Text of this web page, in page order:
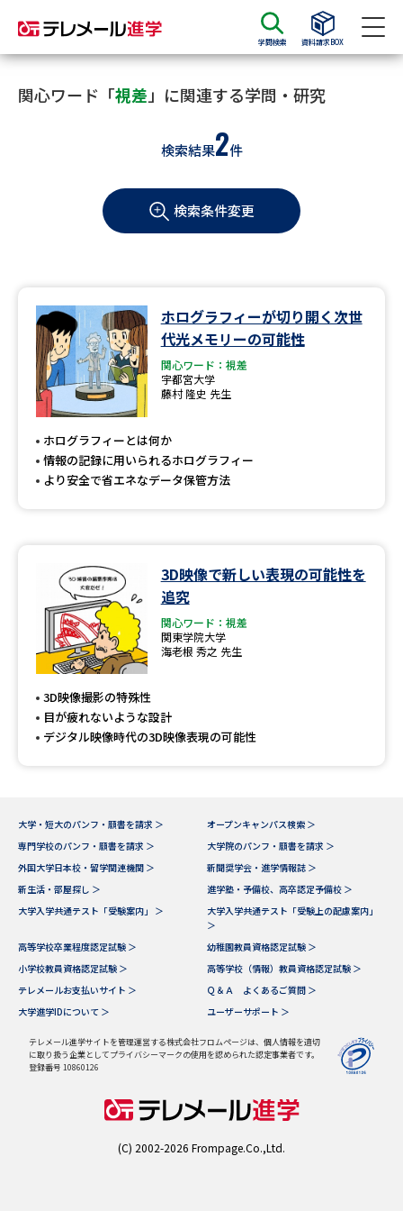
学問検索 資料請求BOX
資料請求 資料検索
大学・短大の資料種類から請求
学部・学科パンフ
過去問題集
大学・短大以外の資料から請求
専門学校の資料請求 大学院の資料請求
留学・進学関連、塾・予備校
内」の請求
高等学校（情報）教員資格認定
大学研究
大学で学べる内容や特徴を調べる
データサイエンス特集 奨学金・特待生制度特集
デジタルパンフレット 進路の３択
（高3生用）
（高2生用）
SELFBRAND特集ページ
オープンキャンパスなどを調べる
関心ワード「視差 」に関連する学問・研究
検索結果2件
検索条件変更
ホログラフィーが切り開く次世
代光メモリーの可能性
関心ワード：視差
宇都宮大学
藤村 隆史 先生
ホログラフィーとは何か
情報の記録に用いられるホログラフィー
より安全で省エネなデータ保管方法
3D映像で新しい表現の可能性を
追究
関心ワード：視差
関東学院大学
海老根 秀之 先生
3D映像撮影の特殊性
目が疲れないような設計
デジタル映像時代の3D映像表現の可能性
大学・短大のパンフ・願書を請求 ＞
オープンキャンパス検索 ＞
専門学校のパンフ・願書を請求 ＞
大学院のパンフ・願書を請求 ＞
外国大学日本校・留学関連機関 ＞
新聞奨学会・進学情報誌 ＞
新生活・部屋探し ＞
進学塾・予備校、高卒認定予備校 ＞
大学入学共通テスト「受験案内」 ＞
大学入学共通テスト「受験上の配慮案内」
＞
高等学校卒業程度認定試験 ＞
幼稚園教員資格認定試験 ＞
小学校教員資格認定試験 ＞
高等学校（情報）教員資格認定試験 ＞
テレメールお支払いサイト ＞
Ｑ＆Ａ よくあるご質問 ＞
大学進学IDについて ＞
ユーザーサポート ＞
テレメール進学サイトを管理運営する株式会社フロムページは、個人情報を適切
に取り扱う企業としてプライバシーマークの使用を認められた認定事業者です。
登録番号 10860126
(C) 2002-2026 Frompage.Co.,Ltd.